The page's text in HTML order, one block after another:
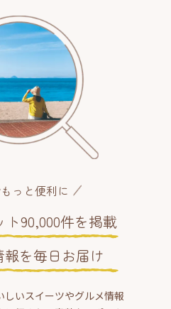
っと便利に
ト90,000件を掲載
を毎日お届け
いスイーツやグルメ情報